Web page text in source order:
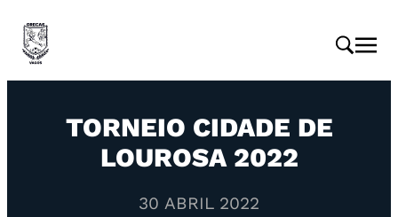
TORNEIO CIDADE DE
LOUROSA 2022
30 ABRIL 2022